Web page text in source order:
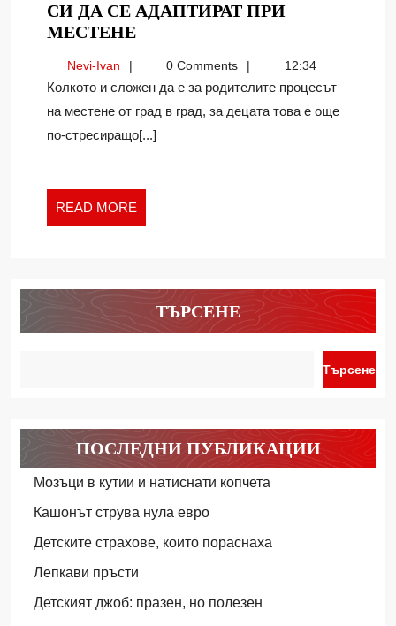
СИ ДА СЕ АДАПТИРАТ ПРИ
МЕСТЕНЕКАК
ПОМОГНЕМ
НА
ДЕЦАТА
СИ
АДАПТИРАТ
ПРИ
Nevi-IvanNevi-
Ivan
0 Comments 12:34
Колкото и сложен да е за родителите процесът
на местене от град в град, за децата това е още
по-стресиращо[...]
READ MORE
MORE
ТЪРСЕНЕ
Търсене
ПОСЛЕДНИ ПУБЛИКАЦИИ
Мозъци в кутии и натиснати копчета
Кашонът струва нула евро
Детските страхове, които пораснаха
Лепкави пръсти
Детският джоб: празен, но полезен